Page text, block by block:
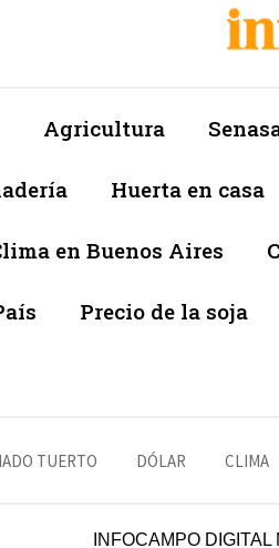
Agricultura
Huerta en casa
en Buenos Aires
Precio de la soja
TUERTO DÓLAR CLIMA
INFOCAMPO